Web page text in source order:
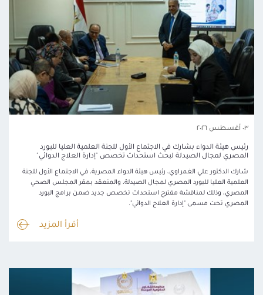
٠٣ أغسطس ٢٠٢٦
رئيس هيئة الدواء بشارك في الاجتماع الأول للجنة العلمية العليا للبورد
المصري لمجال الصيدلة لبحث استحداث تخصص "إدارة العلاج الدوائي"
شارك الدكتور علي الغمراوي، رئيس هيئة الدواء المصرية، في الاجتماع الأول للجنة
العلمية العليا للبورد المصري لمجال الصيدلة، والمنعقد بمقر المجلس الصحي
المصري، وذلك لمناقشة مقترح استحداث تخصص جديد ضمن برامج البورد
المصري تحت مسمى "إدارة العلاج الدوائي".
أقرأ المزيد